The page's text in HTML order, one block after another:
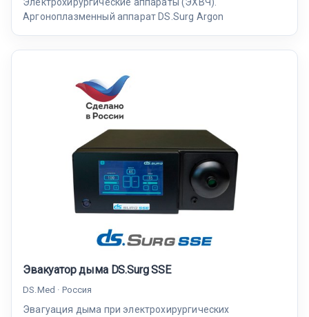
Аргоноплазменный аппарат DS.Surg Argon
Эвакуатор дыма DS.Surg SSE
DS.Med · Россия
Эвагуация дыма при электрохирургических